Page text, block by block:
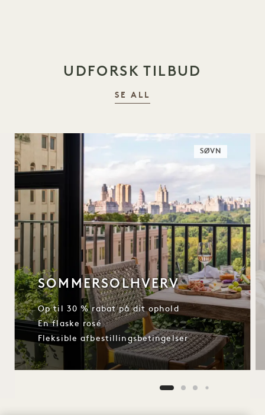
UDFORSK TILBUD
SE ALL
SØVN
SOMMERSOLHVERV
Op til 30 % rabat på dit ophold
En flaske rosé
Fleksible afbestillingsbetingelser